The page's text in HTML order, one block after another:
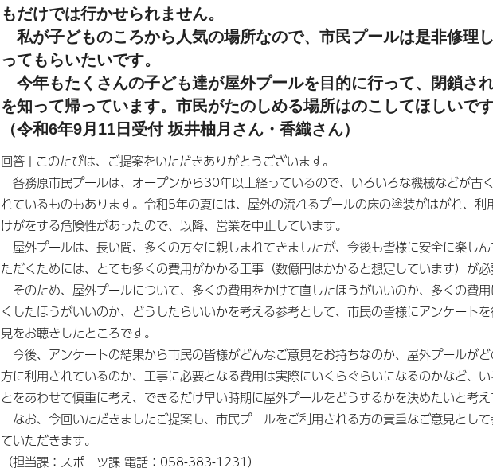
もだけでは行かせられません。
私が子どものころから人気の場所なので、市民プールは是非修理
ってもらいたいです。
今年もたくさんの子ども達が屋外プールを目的に行って、閉鎖さ
を知って帰っています。市民がたのしめる場所はのこしてほしいです
（令和6年9月11日受付 坂井柚月さん・香織さん）
回答 | このたびは、ご提案をいただきありがとうございます。
各務原市民プールは、オープンから30年以上経っているので、いろいろな機械などが古
れているものもあります。令和5年の夏には、屋外の流れるプールの床の塗装がはがれ、利
けがをする危険性があったので、以降、営業を中止しています。
屋外プールは、長い間、多くの方々に親しまれてきましたが、今後も皆様に安全に楽し
ただくためには、とても多くの費用がかかる工事（数億円はかかると想定しています）が必
そのため、屋外プールについて、多くの費用をかけて直したほうがいいのか、多くの費
くしたほうがいいのか、どうしたらいいかを考える参考として、市民の皆様にアンケート
見をお聴きしたところです。
今後、アンケートの結果から市民の皆様がどんなご意見をお持ちなのか、屋外プールが
方に利用されているのか、工事に必要となる費用は実際にいくらぐらいになるのかなど、
とをあわせて慎重に考え、できるだけ早い時期に屋外プールをどうするかを決めたいと考え
なお、今回いただきましたご提案も、市民プールをご利用される方の貴重なご意見とし
ていただきます。
（担当課：スポーツ課 電話：058-383-1231）